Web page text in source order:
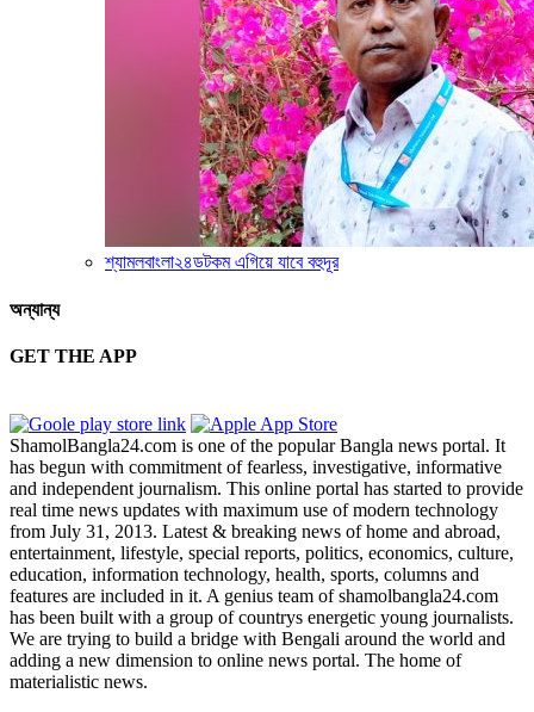
শ্যামলবাংলা২৪ডটকম এগিয়ে যাবে বহুদূর
অন্যান্য
GET THE APP
ShamolBangla24.com is one of the popular Bangla news portal. It
has begun with commitment of fearless, investigative, informative
and independent journalism. This online portal has started to provide
real time news updates with maximum use of modern technology
from July 31, 2013. Latest & breaking news of home and abroad,
entertainment, lifestyle, special reports, politics, economics, culture,
education, information technology, health, sports, columns and
features are included in it. A genius team of shamolbangla24.com
has been built with a group of countrys energetic young journalists.
We are trying to build a bridge with Bengali around the world and
adding a new dimension to online news portal. The home of
materialistic news.